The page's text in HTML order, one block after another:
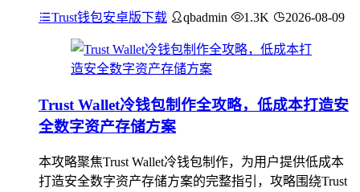
Trust钱包安卓版下载 qbadmin 1.3K 2026-08-09
Trust Wallet冷钱包制作全攻略，低成本打造安
全数字资产存储方案
本攻略聚焦Trust Wallet冷钱包制作，为用户提供低成本
打造安全数字资产存储方案的完整指引，攻略围绕Trust